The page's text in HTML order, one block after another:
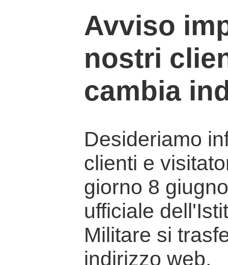
Avviso
nostri
cambia
Desideriamo
clienti e
giorno 8
ufficiale
Militare si
indirizzo web.